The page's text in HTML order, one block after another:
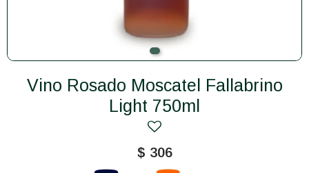
Vino Rosado Moscatel Fallabrino
Light 750ml
$ 306